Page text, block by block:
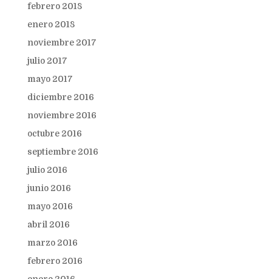
febrero 2018
enero 2018
noviembre 2017
julio 2017
mayo 2017
diciembre 2016
noviembre 2016
octubre 2016
septiembre 2016
julio 2016
junio 2016
mayo 2016
abril 2016
marzo 2016
febrero 2016